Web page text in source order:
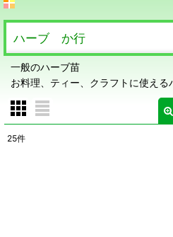
ハーブ か行
一般のハーブ苗
お料理、ティー、クラフトに使える
25件